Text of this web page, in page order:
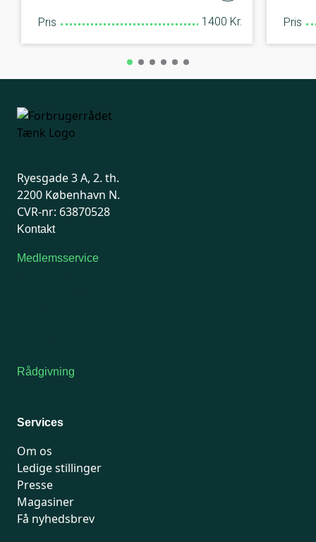
Pris 1400 Kr. Pris
Ryesgade 3 A, 2. th.
2200 København N.
CVR-nr: 63870528
Kontakt
Medlemsservice
Rådgivning
Services
Om os
Ledige stillinger
Presse
Magasiner
Få nyhedsbrev